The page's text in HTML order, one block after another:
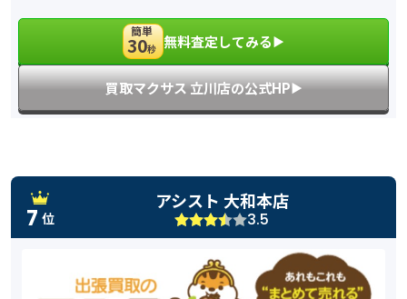
簡単
30秒 無料査定してみる▶︎
買取マクサス 立川店の公式HP▶︎
7 位
アシスト 大和本店
3.5